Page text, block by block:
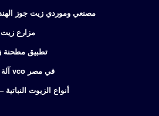
مصنعي وموردي زيت جوز
مزارع
تطبيق مطحنة
آلة طحن زيت جوز الهند آلة طحن vco في مصر
أنواع الزيوت